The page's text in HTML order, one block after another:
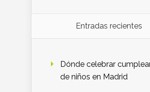
Entradas recientes
Dónde celebrar
de niños en Madrid